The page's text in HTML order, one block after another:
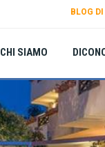
BLOG
CHI SIAMO